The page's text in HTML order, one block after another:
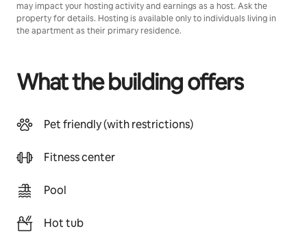
may impact your hosting activity and earnings as a host. Ask the
property for details. Hosting is available only to individuals living in
the apartment as their primary residence.
What the building offers
Pet friendly (with restrictions)
Fitness center
Pool
Hot tub